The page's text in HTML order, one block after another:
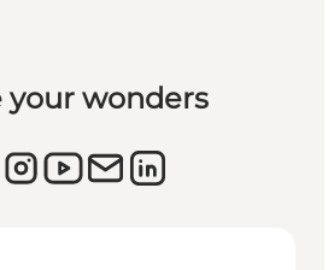
your wonders